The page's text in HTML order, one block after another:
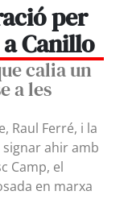
per
Canillo
calia un
a les
Raul Ferré, i la
signar ahir amb
Camp, el
en marxa